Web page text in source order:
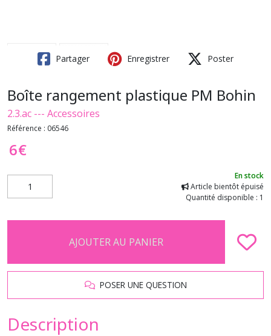
Partager Enregistrer Poster
Boîte rangement plastique PM Bohin
2.3.ac --- Accessoires
Référence : 06546
6€
En stock
Article bientôt épuisé
Quantité disponible : 1
AJOUTER AU PANIER
POSER UNE QUESTION
Description